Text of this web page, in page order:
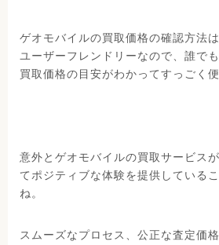
ゲオモバイルの買取価格の確認方法
ユーザーフレンドリーなので、誰で
買取価格の目安がわかってすっごく便
意外とゲオモバイルの買取サービス
てポジティブな体験を提供している
ね。
スムーズなプロセス、公正な査定価